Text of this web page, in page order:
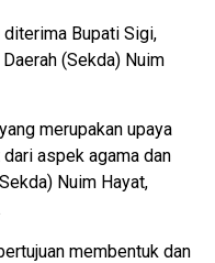
Bupati Sigi,
(Sekda) Nuim
merupakan upaya
aspek agama dan
Nuim Hayat,
membentuk dan